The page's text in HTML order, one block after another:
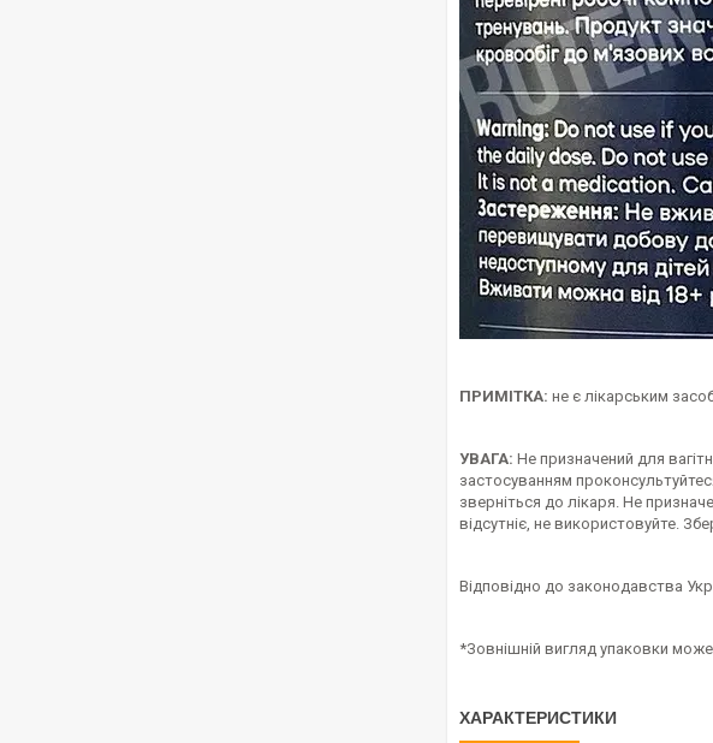
ПРИМІТКА: не є лікарським
УВАГА: Не призначений для
застосуванням
зверніться до лікаря. Не
відсутніє, не використовуйте.
Відповідно до законодавства
*Зовнішній вигляд упаковки
ХАРАКТЕРИСТИКИ